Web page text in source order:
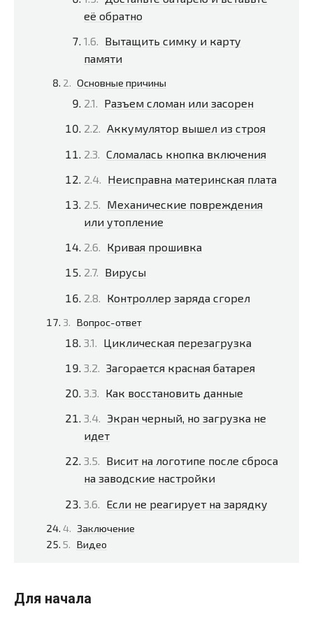
её обратно
Вытащить симку и карту
памяти
Основные причины
Разъем сломан или засорен
Аккумулятор вышел из строя
Сломалась кнопка включения
Неисправна материнская плата
Механические повреждения
или утопление
Кривая прошивка
Вирусы
Контроллер заряда сгорел
Вопрос-ответ
Циклическая перезагрузка
Загорается красная батарея
Как восстановить данные
Экран черный, но загрузка не
идет
Висит на логотипе после сброса
на заводские настройки
Если не реагирует на зарядку
Заключение
Видео
Для начала